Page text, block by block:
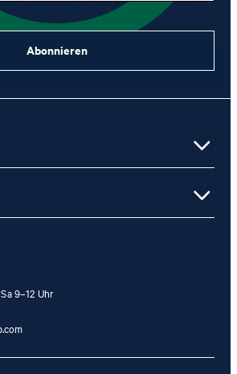
beispielsweise Event-Einladungen,
zuzusenden.
JETZT ANMELDEN
ab einem Mindest-Kaufwert von 150 EUR
Abonnieren
9–12 Uhr